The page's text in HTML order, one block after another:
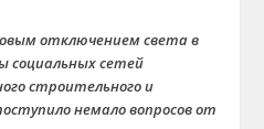
отключением света в
социальных сетей
строительного и
немало вопросов от